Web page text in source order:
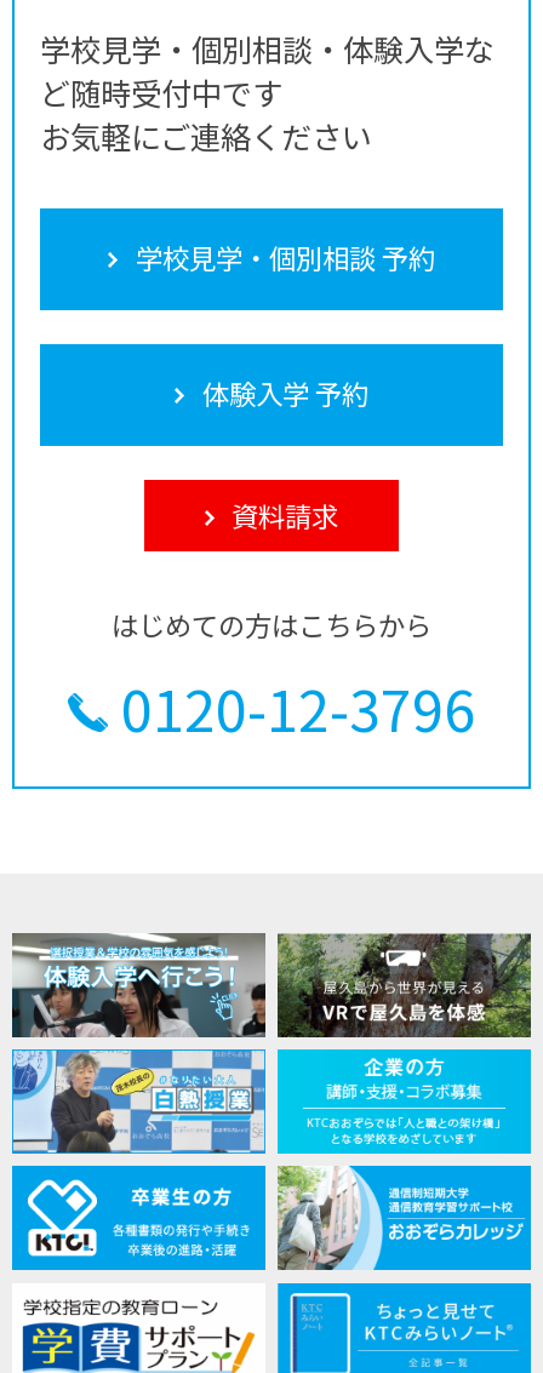
学校見学・個別相談・体験入学な
ど随時受付中です
お気軽にご連絡ください
学校見学・個別相談 予約
体験入学 予約
資料請求
はじめての方はこちらから
0120-12-3796